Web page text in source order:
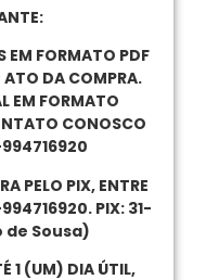
EM FORMATO PDF
DA COMPRA.
EM FORMATO
CONOSCO
994716920
PELO PIX, ENTRE
PIX: 31-
de Sousa)
1 (UM) DIA ÚTIL,